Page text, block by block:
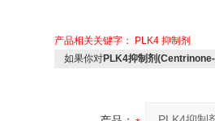
产品相关关键字： PLK4 抑制剂
如果你对PLK4抑制剂